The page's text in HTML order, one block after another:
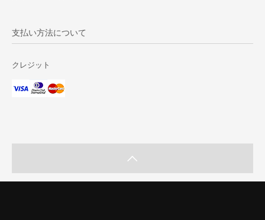
支払い方法について
クレジット